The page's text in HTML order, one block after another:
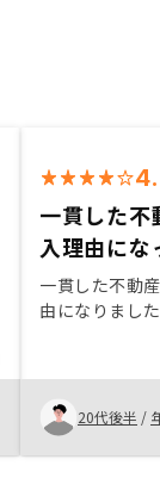
一貫した不
入理由にな
一貫した不動
由になりまし
20代後半 /